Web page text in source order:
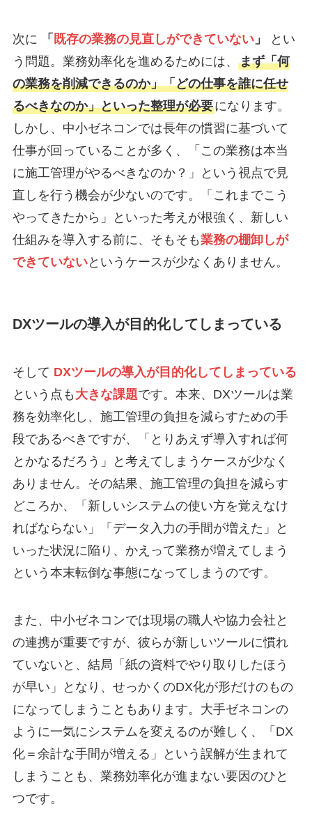
次に 「 既存の業務の見直しができていない」
とい
う問題。業務効率化を進めるためには、 まず「何
の業務を削減できるのか」「どの仕事を誰に任せ
るべきなのか」といった整理が必要になります。
しかし、中小ゼネコンでは長年の慣習に基づいて
仕事が回っていることが多く、「この業務は本当
に施工管理がやるべきなのか？」という視点で見
直しを行う機会が少ないのです。「これまでこう
やってきたから」といった考えが根強く、新しい
仕組みを導入する前に、そもそも業務の棚卸しが
できていないというケースが少なくありません。
DXツールの導入が目的化してしまっている
そして DXツールの導入が目的化してしまっている
という点も 大きな課題です。本来、DXツールは業
務を効率化し、施工管理の負担を減らすための手
段であるべきですが、「とりあえず導入すれば何
とかなるだろう」と考えてしまうケースが少なく
ありません。その結果、施工管理の負担を減らす
どころか、「新しいシステムの使い方を覚えなけ
ればならない」「データ入力の手間が増えた」と
いった状況に陥り、かえって業務が増えてしまう
という本末転倒な事態になってしまうのです。
また、中小ゼネコンでは現場の職人や協力会社と
の連携が重要ですが、彼らが新しいツールに慣れ
ていないと、結局「紙の資料でやり取りしたほう
が早い」となり、せっかくのDX化が形だけのもの
になってしまうこともあります。大手ゼネコンの
ように一気にシステムを変えるのが難しく、「DX
化＝余計な手間が増える」という誤解が生まれて
しまうことも、業務効率化が進まない要因のひと
つです。